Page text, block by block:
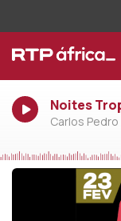
Noites
Carlos Pedro